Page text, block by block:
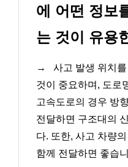
에 어떤 정보
는 것이 유용
→
사고 발생 위치
것이 중요하며, 도로
고속도로의 경우 방
전달하면 구조대의
다. 또한, 사고 차량
함께 전달하면 좋습